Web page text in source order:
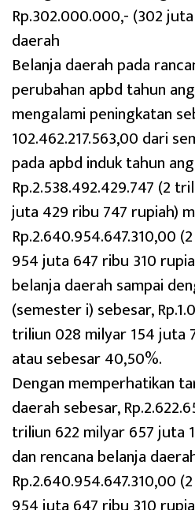
Rp.302.000.000,- (302
daerah
Belanja daerah pada
perubahan apbd tahun
mengalami peningkatan
102.462.217.563,00 dari
pada apbd induk tahun
Rp.2.538.492.429.747 (2
juta 429 ribu 747 rupiah)
Rp.2.640.954.647.310,00
954 juta 647 ribu 310
belanja daerah sampai
(semester i) sebesar,
triliun 028 milyar 154 juta
atau sebesar 40,50%.
Dengan memperhatikan
daerah sebesar,
triliun 622 milyar 657 juta
dan rencana belanja
Rp.2.640.954.647.310,00